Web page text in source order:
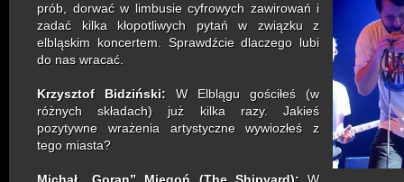
prób, dorwać w limbusie cyfrowych zawirowań i
zadać kilka kłopotliwych pytań w związku z
elbląskim koncertem. Sprawdźcie dlaczego lubi
do nas wracać.
Krzysztof Bidziński: W Elblągu gościłeś (w
różnych składach) już kilka razy. Jakieś
pozytywne wrażenia artystyczne wywiozłeś z
tego miasta?